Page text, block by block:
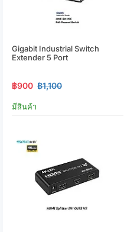
Gigabit Industrial Switch
Extender 5 Port
฿900 ฿1,100
มีสินค้า